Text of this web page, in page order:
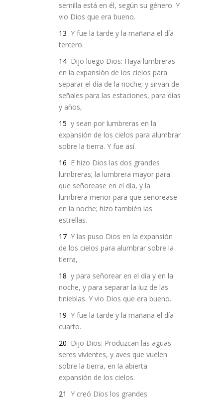
semilla está en él, según su género. Y
vio Dios que era bueno.
13 Y fue la tarde y la mañana el día
tercero.
14 Dijo luego Dios: Haya lumbreras
en la expansión de los cielos para
separar el día de la noche; y sirvan de
señales para las estaciones, para días
y años,
15 y sean por lumbreras en la
expansión de los cielos para alumbrar
sobre la tierra. Y fue así.
16 E hizo Dios las dos grandes
lumbreras; la lumbrera mayor para
que señorease en el día, y la
lumbrera menor para que señorease
en la noche; hizo también las
estrellas.
17 Y las puso Dios en la expansión
de los cielos para alumbrar sobre la
tierra,
18 y para señorear en el día y en la
noche, y para separar la luz de las
tinieblas. Y vio Dios que era bueno.
19 Y fue la tarde y la mañana el día
cuarto.
20 Dijo Dios: Produzcan las aguas
seres vivientes, y aves que vuelen
sobre la tierra, en la abierta
expansión de los cielos.
21 Y creó Dios los grandes